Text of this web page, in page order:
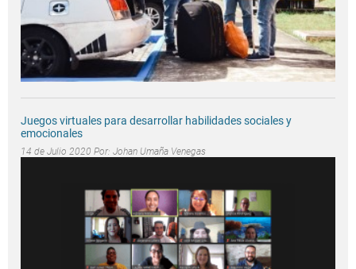
Juegos virtuales para desarrollar habilidades sociales y
emocionales
14 de Julio 2020 Por: Johan Umaña Venegas